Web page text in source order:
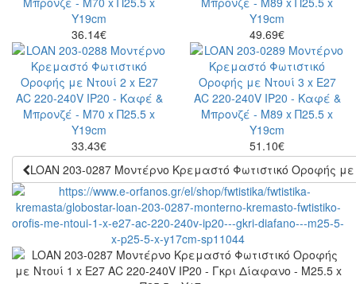
36.14€ 49.69€
33.43€ 51.10€
LOAN 203-0287 Μοντέρνο Κρεμαστό Φωτιστικό Οροφής